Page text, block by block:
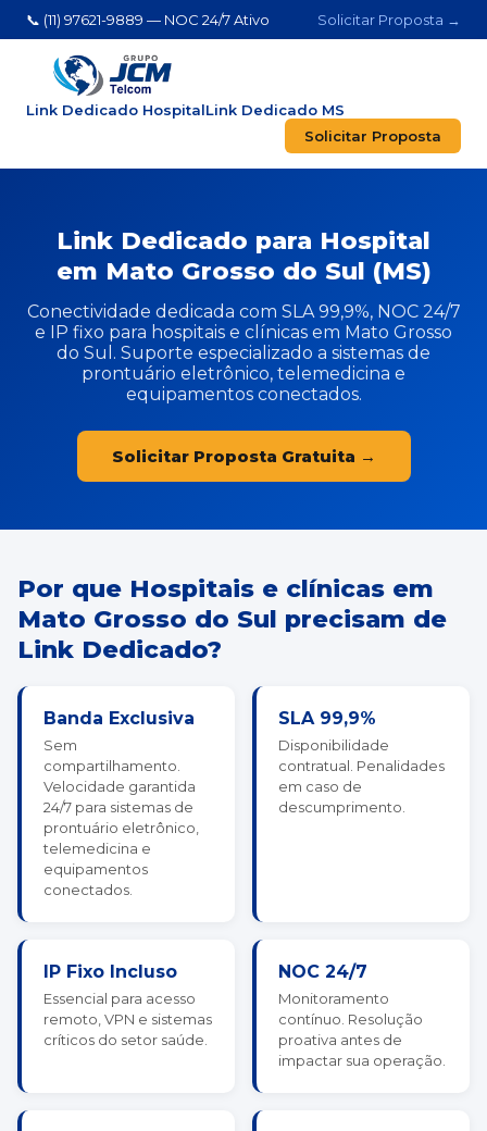
📞 (11) 97621-9889 — NOC 24/7 Ativo Solicitar Proposta →
Link Dedicado HospitalLink Dedicado MS
Solicitar Proposta
Link Dedicado para Hospital
em Mato Grosso do Sul (MS)
Conectividade dedicada com SLA 99,9%, NOC 24/7
e IP fixo para hospitais e clínicas em Mato Grosso
do Sul. Suporte especializado a sistemas de
prontuário eletrônico, telemedicina e
equipamentos conectados.
Solicitar Proposta Gratuita →
Por que Hospitais e clínicas em
Mato Grosso do Sul precisam de
Link Dedicado?
Banda Exclusiva
Sem
compartilhamento.
Velocidade garantida
24/7 para sistemas de
prontuário eletrônico,
telemedicina e
equipamentos
conectados.
SLA 99,9%
Disponibilidade
contratual. Penalidades
em caso de
descumprimento.
IP Fixo Incluso
Essencial para acesso
remoto, VPN e sistemas
críticos do setor saúde.
NOC 24/7
Monitoramento
contínuo. Resolução
proativa antes de
impactar sua operação.